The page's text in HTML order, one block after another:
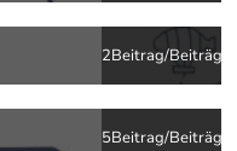
2Beitrag/Beiträge
5Beitrag/Beiträge